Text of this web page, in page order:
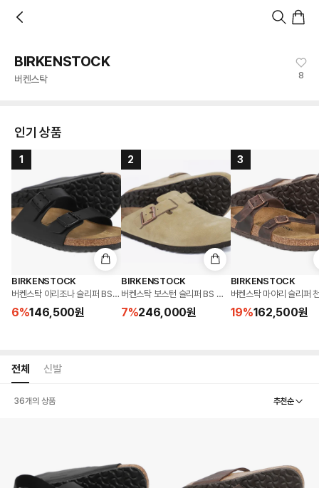
앱 열기
BIRKENSTOCK
버켄스탁 8
인기 상품
1
BIRKENSTOCK
버켄스탁 아리조나 슬리퍼 BS 버코 플로 블랙 Made in Germany(0051793)
6%146,500원
2
BIRKENSTOCK
버켄스탁 보스턴 슬리퍼 BS 천연 오일드 가죽 타바코
7%246,000원
3
BIRKENSTOCK
버켄스탁 마야리 슬리
19%162,500원
전체 신발
36개의 상품 추천순